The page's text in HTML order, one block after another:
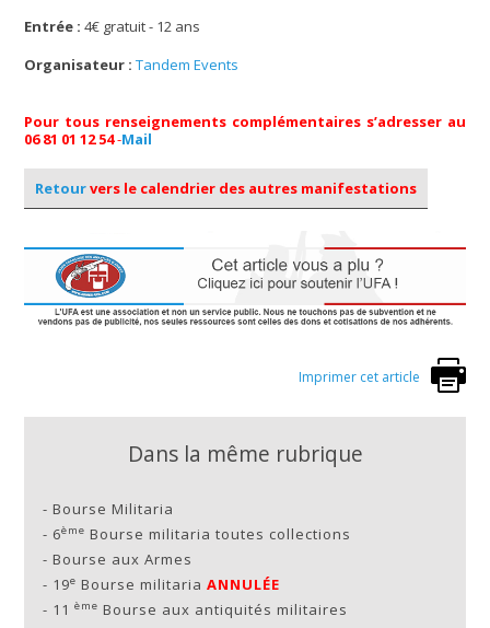
Entrée : 4€ gratuit - 12 ans
Organisateur : Tandem Events
Pour tous renseignements complémentaires s’adresser au
06 81 01 12 54-Mail
Retourvers le calendrier des autres manifestations
Imprimer cet article
Dans la même rubrique
-Bourse Militaria
- 6ème Bourse militaria toutes collections
-Bourse aux Armes
- 19e Bourse militariaANNULÉE
- 11ème Bourse aux antiquités militaires